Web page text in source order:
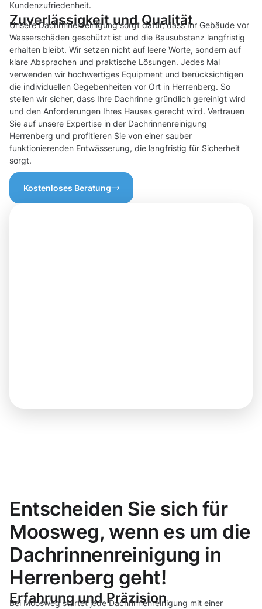
Kundenzufriedenheit.
Zuverlässigkeit und Qualität
Unsere Dachrinnenreinigung sorgt dafür, dass Ihr Gebäude vor
Wasserschäden geschützt ist und die Bausubstanz langfristig
erhalten bleibt. Wir setzen nicht auf leere Worte, sondern auf
klare Absprachen und praktische Lösungen. Jedes Mal
verwenden wir hochwertiges Equipment und berücksichtigen
die individuellen Gegebenheiten vor Ort in Herrenberg. So
stellen wir sicher, dass Ihre Dachrinne gründlich gereinigt wird
und den Anforderungen Ihres Hauses gerecht wird. Vertrauen
Sie auf unsere Expertise in der Dachrinnenreinigung
Herrenberg und profitieren Sie von einer sauber
funktionierenden Entwässerung, die langfristig für Sicherheit
sorgt.
Kostenloses Beratung
Entscheiden Sie sich für
Moosweg, wenn es um die
Dachrinnenreinigung in
Herrenberg geht!
Erfahrung und Präzision
Bei Moosweg startet jede Dachrinnenreinigung mit einer